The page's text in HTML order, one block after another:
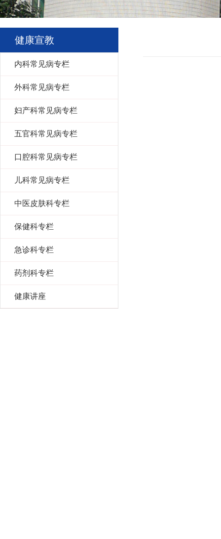
健康宣教
内科常见病专栏
外科常见病专栏
妇产科常见病专栏
五官科常见病专栏
口腔科常见病专栏
儿科常见病专栏
中医皮肤科专栏
保健科专栏
急诊科专栏
药剂科专栏
健康讲座